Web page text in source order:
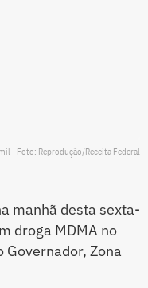
- Foto: Reprodução/Receita Federal
manhã desta sexta-
droga MDMA no
Zona